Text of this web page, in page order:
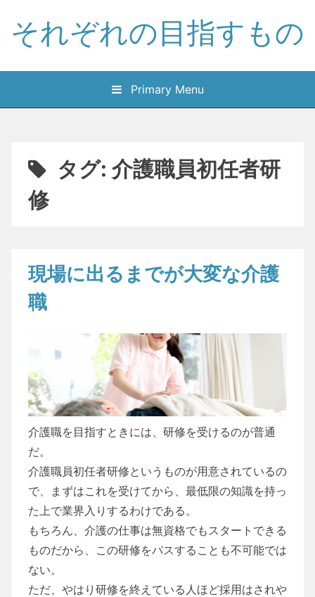
content
それぞれの目指すもの
Primary Menu
タグ: 介護職員初任者研
修
現場に出るまでが大変な介護
職
介護職を目指すときには、研修を受けるのが普通
だ。
介護職員初任者研修というものが用意されているの
で、まずはこれを受けてから、最低限の知識を持っ
た上で業界入りするわけである。
もちろん、介護の仕事は無資格でもスタートできる
ものだから、この研修をパスすることも不可能では
ない。
ただ、やはり研修を終えている人ほど採用はされや